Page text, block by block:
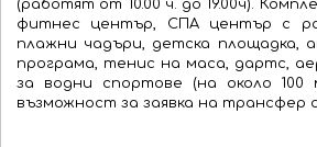
(работят от 10.00 ч. до 19.00ч).
фитнес център, СПА център с
плажни чадъри, детска площадка,
програма, тенис на маса, дартс,
за водни спортове (на около
възможност за заявка на